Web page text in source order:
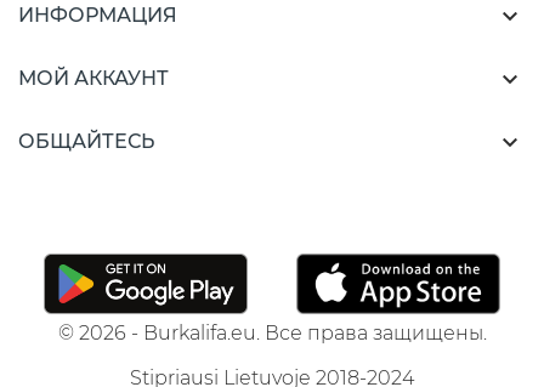
ИНФОРМАЦИЯ 
МОЙ АККАУНТ 
ОБЩАЙТЕСЬ 
© 2026 - Burkalifa.eu. Все права защищены.
Stipriausi Lietuvoje 2018-2024